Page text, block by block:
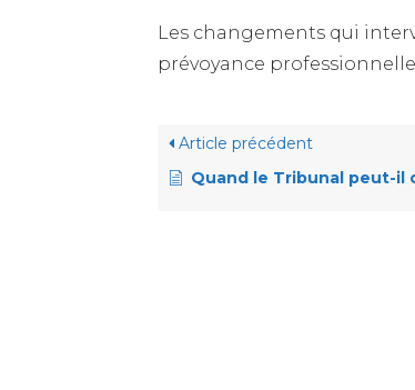
Les changements qui
prévoyance
Article précédent
Quand le Tribunal peut-il ordonner qu’un des membres du